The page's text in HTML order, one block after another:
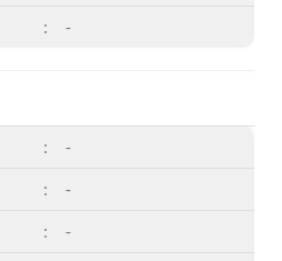
: -
:
-
:
-
:
-